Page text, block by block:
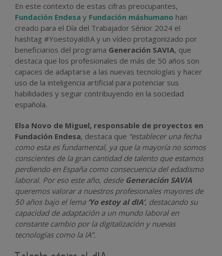
En este contexto de estas cifras preocupantes,
Fundación Endesa y Fundación máshumano han
creado para el Día del Trabajador Sénior 2024 el
hashtag #YoestoyaldIA y un vídeo protagonizado por
beneficiarios del programa Generación SAVIA, que
destaca que los profesionales de más de 50 años son
capaces de adaptarse a las nuevas tecnologías y hacer
uso de la inteligencia artificial para potenciar sus
habilidades y seguir contribuyendo en la sociedad
española.
Elsa Novo de Miguel, responsable de proyectos en
Fundación Endesa, destaca que “establecer una fecha
como esta es fundamental, ya que la mayoría no somos
conscientes de la gran cantidad de talento que estamos
perdiendo en España como consecuencia del edadismo
laboral. Por eso este año, desde Generación SAVIA
queremos valorar a nuestros profesionales mayores de
50 años bajo el lema ‘Yo estoy al dIA’, destacando su
capacidad de adaptación a un mundo laboral en
constante cambio por la digitalización y nuevas
tecnologías como la IA”.